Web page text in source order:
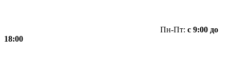
Пн-Пт: с 9:00 до
18:00